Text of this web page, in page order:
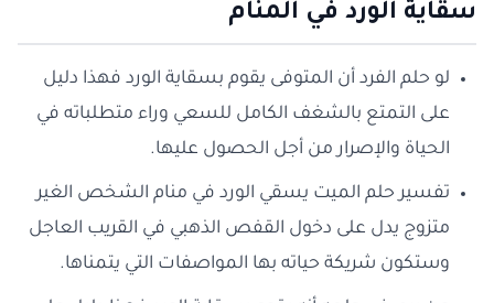
سقاية الورد في المنام
لو حلم الفرد أن المتوفى يقوم بسقاية الورد فهذا دليل
على التمتع بالشغف الكامل للسعي وراء متطلباته في
الحياة والإصرار من أجل الحصول عليها.
تفسير حلم الميت يسقي الورد في منام الشخص الغير
متزوج يدل على دخول القفص الذهبي في القريب العاجل
وستكون شريكة حياته بها المواصفات التي يتمناها.